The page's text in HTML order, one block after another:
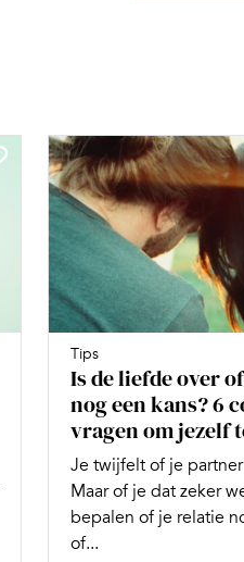
Tips
Is de liefde over
nog een kans? 6
vragen om jezelf
Je twijfelt of je
Maar of je dat zeker
bepalen of je relatie
of...